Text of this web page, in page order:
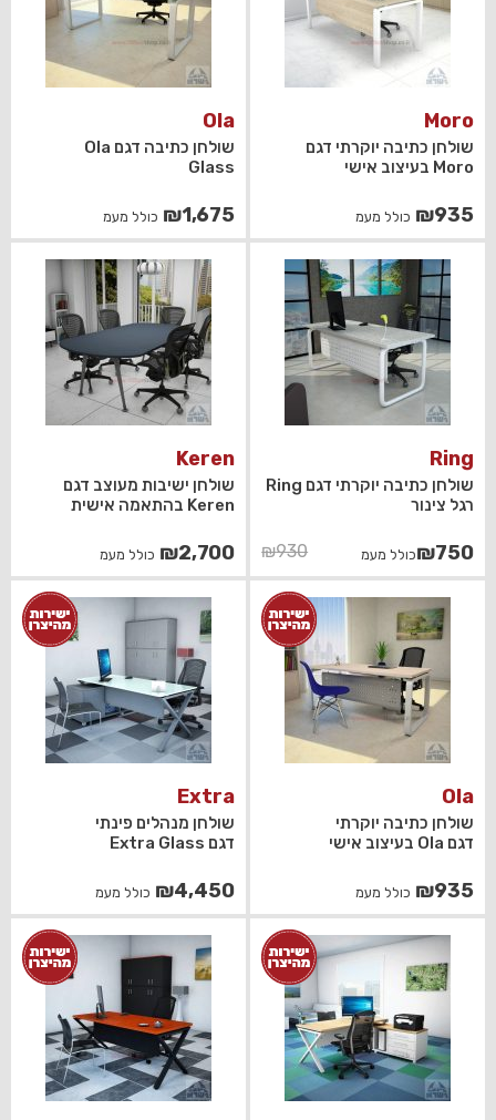
Moro
שולחן כתיבה יוקרתי דגם
Moro בעיצוב אישי
₪935 כולל מעמ
Ola
שולחן כתיבה דגם Ola
Glass
₪1,675 כולל מעמ
Ring
שולחן כתיבה יוקרתי דגם Ring
רגל צינור
₪930
המחיר
המקורי
היה:
₪930.
₪750
המחיר
הנוכחי
הוא:
₪750.
כולל מעמ
Keren
שולחן ישיבות מעוצב דגם
Keren בהתאמה אישית
₪2,700 כולל מעמ
Ola
שולחן כתיבה יוקרתי
דגם Ola בעיצוב אישי
₪935 כולל מעמ
Extra
שולחן מנהלים פינתי
דגם Extra Glass
₪4,450 כולל מעמ